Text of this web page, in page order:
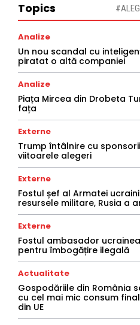
Topics
Analize
Un nou scandal cu
piratat o altă companiei
Analize
Piața Mircea din Drobeta
fața
Externe
Trump întâlnire cu
viitoarele alegeri
Externe
Fostul șef al Armatei
resursele militare, Rusia a
Externe
Fostul ambasador
pentru îmbogățire ilegală
Actualitate
Gospodăriile din România
cu cel mai mic consum
din UE